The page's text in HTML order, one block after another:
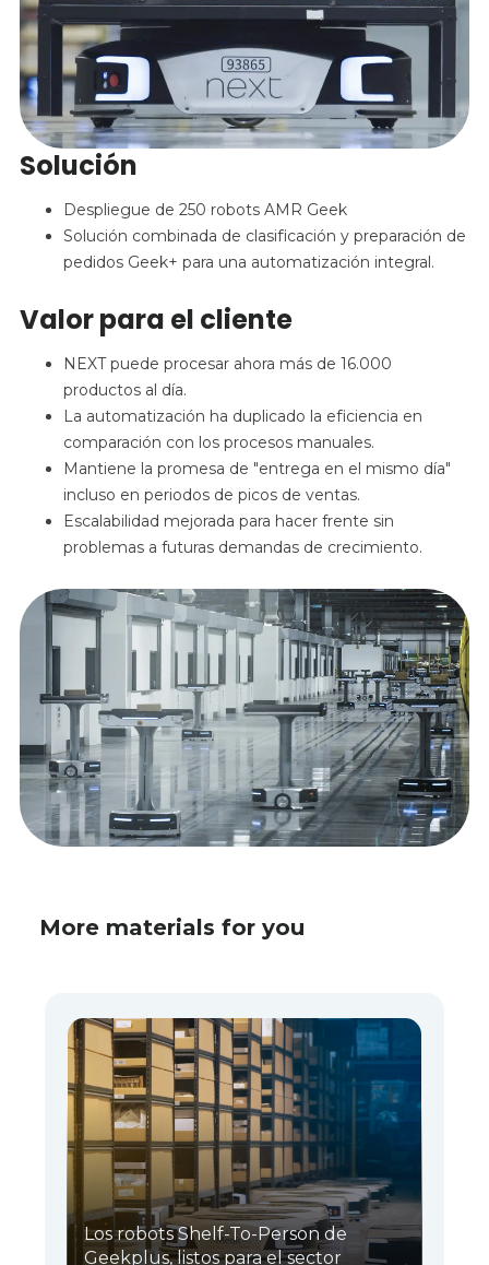
Solución
Despliegue de 250 robots AMR Geek
Solución combinada de clasificación y preparación de
pedidos Geek+ para una automatización integral.
Valor para el cliente
NEXT puede procesar ahora más de 16.000
productos al día.
La automatización ha duplicado la eficiencia en
comparación con los procesos manuales.
Mantiene la promesa de "entrega en el mismo día"
incluso en periodos de picos de ventas.
Escalabilidad mejorada para hacer frente sin
problemas a futuras demandas de crecimiento.
More materials for you
Los robots Shelf-To-Person de
Geekplus, listos para el sector